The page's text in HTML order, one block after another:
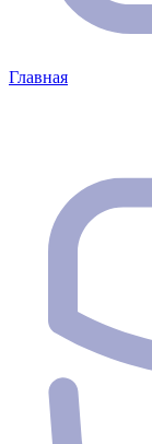
Главная